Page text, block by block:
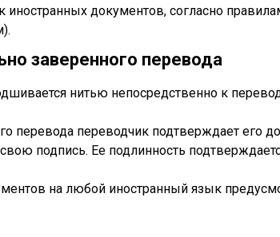
документов, согласно
заверенного перевода
нитью непосредственно к
переводчик подтверждает его
подпись. Ее подлинность
на любой иностранный язык